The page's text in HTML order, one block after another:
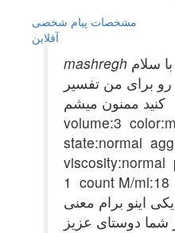
مشخصات پیام شخصی
آفلاين
با سلام
برای من تفسیر
کنید ممنون میشم
volume:3
state:normal
1 count M/ml:18 اگه چیزی رو ننوشتم بهم
اینو برام معنی
شما دوستای عزیز